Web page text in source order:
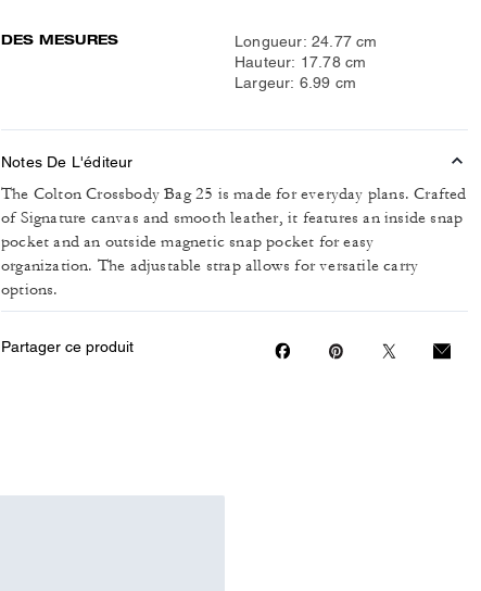
DES MESURES
Longueur: 24.77 cm
Hauteur: 17.78 cm
Largeur: 6.99 cm
Notes De L'éditeur
The Colton Crossbody Bag 25 is made for everyday plans. Crafted
of Signature canvas and smooth leather, it features an inside snap
pocket and an outside magnetic snap pocket for easy
organization. The adjustable strap allows for versatile carry
options.
Partager ce produit